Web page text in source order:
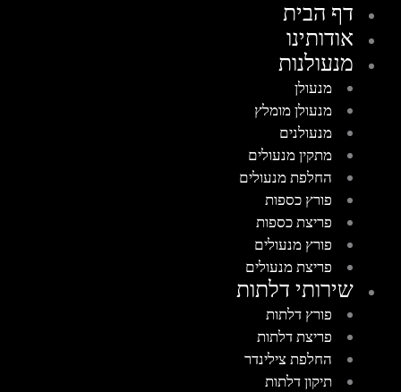
דף הבית
אודותינו
מנעולנות
מנעולן
מנעולן מומלץ
מנעולנים
מתקין מנעולים
החלפת מנעולים
פורץ כספות
פריצת כספות
פורץ מנעולים
פריצת מנעולים
שירותי דלתות
פורץ דלתות
פריצת דלתות
החלפת צילינדר
תיקון דלתות